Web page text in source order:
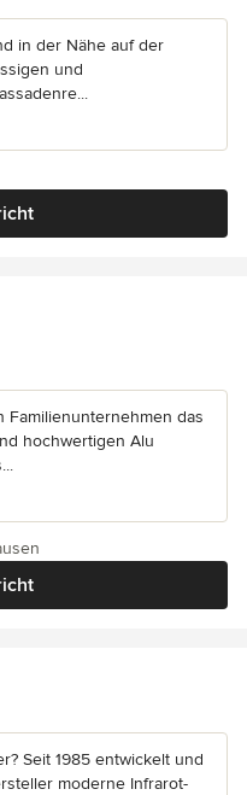
in der Nähe auf der
und
5 Sternen
Familienunternehmen das
hochwertigen Alu
Seit 1985 entwickelt und
moderne Infrarot-